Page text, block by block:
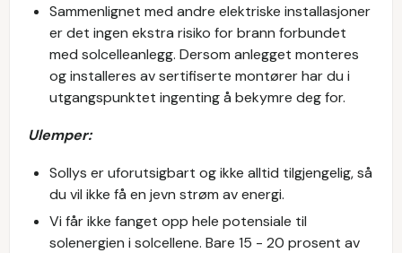
Sammenlignet med andre elektriske installasjoner
er det ingen ekstra risiko for brann forbundet
med solcelleanlegg. Dersom anlegget monteres
og installeres av sertifiserte montører har du i
utgangspunktet ingenting å bekymre deg for.
Ulemper:
Sollys er uforutsigbart og ikke alltid tilgjengelig, så
du vil ikke få en jevn strøm av energi.
Vi får ikke fanget opp hele potensiale til
solenergien i solcellene. Bare 15 - 20 prosent av